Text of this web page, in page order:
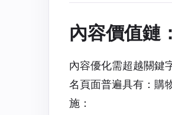
內容價值鏈
內容優化需超越關鍵
名頁面普遍具有：購
施：